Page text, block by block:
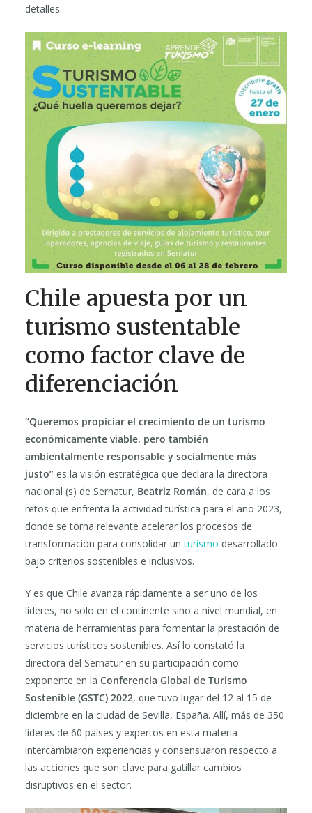
detalles.
Chile apuesta por un
turismo sustentable
como factor clave de
diferenciación
“Queremos propiciar el crecimiento de un turismo
económicamente viable, pero también
ambientalmente responsable y socialmente más
justo” es la visión estratégica que declara la directora
nacional (s) de Sernatur, Beatriz Román, de cara a los
retos que enfrenta la actividad turística para el año 2023,
donde se torna relevante acelerar los procesos de
transformación para consolidar unturismo desarrollado
bajo criterios sostenibles e inclusivos.
Y es que Chile avanza rápidamente a ser uno de los
líderes, no solo en el continente sino a nivel mundial, en
materia de herramientas para fomentar la prestación de
servicios turísticos sostenibles. Así lo constató la
directora del Sernatur en su participación como
exponente en la Conferencia Global de Turismo
Sostenible (GSTC) 2022, que tuvo lugar del 12 al 15 de
diciembre en la ciudad de Sevilla, España. Allí, más de 350
líderes de 60 países y expertos en esta materia
intercambiaron experiencias y consensuaron respecto a
las acciones que son clave para gatillar cambios
disruptivos en el sector.